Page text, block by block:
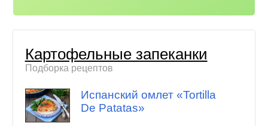
Картофельные запеканки
Подборка рецептов
Испанский омлет «Tortilla
De Patatas»